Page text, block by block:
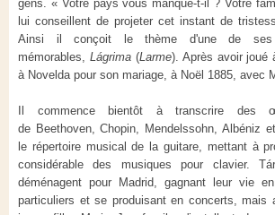
gens. « Votre pays vous manque-t-il ? Votre
lui conseillent de projeter cet instant de
Ainsi il conçoit le thème d'une de
mémorables, Lágrima(Larme). Après avoir joué
à Novelda pour son mariage, à Noël 1885, avec
Il commence bientôt à transcrire des
de Beethoven, Chopin, Mendelssohn, Albéniz
le répertoire musical de la guitare, mettant à
considérable des musiques pour clavier.
déménagent pour Madrid, gagnant leur vie
particuliers et se produisant en concerts, mais